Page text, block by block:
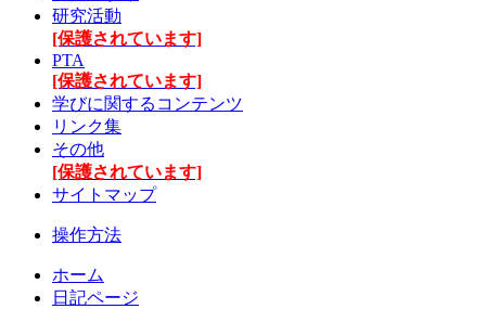
研究活動
[保護されています]
PTA
[保護されています]
学びに関するコンテンツ
リンク集
その他
[保護されています]
サイトマップ
操作方法
ホーム
日記ページ